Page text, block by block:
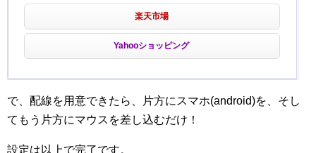
楽天市場
Yahooショッピング
で、配線を用意できたら、片方にスマホ(android)を、そし
てもう片方にマウスを差し込むだけ！
設定は以上で完了です。